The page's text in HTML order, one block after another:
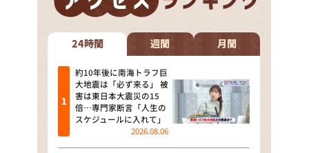
なるみ・岡村の過ぎるTV
相席食堂
これ余談なんですけど・・・
～人生密着トークバラエティ！
～ やすとものいたって真剣です
探偵！ナイトスクープ
24時間 週間 月間
約10年後に南海トラフ巨
大地震は「必ず来る」 被
害は東日本大震災の15
倍…専門家断言「人生の
スケジュールに入れて」
2026.08.06